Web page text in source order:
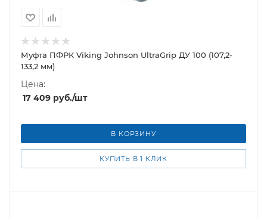
Муфта ПФРК Viking Johnson UltraGrip ДУ 100 (107,2-
133,2 мм)
Цена:
17 409 руб./шт
В КОРЗИНУ
КУПИТЬ В 1 КЛИК